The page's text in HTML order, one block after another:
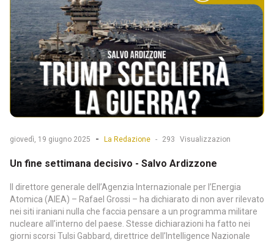
giovedì, 19 giugno 2025 - La Redazione - 293 Visualizzazion
Un fine settimana decisivo - Salvo Ardizzone
Il direttore generale dell’Agenzia Internazionale per l’Energia
Atomica (AIEA) – Rafael Grossi – ha dichiarato di non aver rilevato
nei siti iraniani nulla che faccia pensare a un programma militare
nucleare all’interno del paese. Stesse dichiarazioni ha fatto nei
giorni scorsi Tulsi Gabbard, direttrice dell’Intelligence Nazionale